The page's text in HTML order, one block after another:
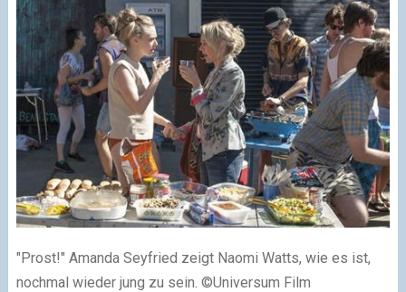
"Prost!" Amanda Seyfried zeigt Naomi Watts, wie es ist,
nochmal wieder jung zu sein. ©Universum Film